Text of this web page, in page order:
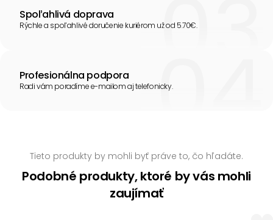
Spoľahlivá doprava
Rýchle a spoľahlivé doručenie kuriérom už od 5.70€.
Profesionálna podpora
Radi vám poradíme e-mailom aj telefonicky.
Tieto produkty by mohli byť práve to, čo hľadáte.
Podobné produkty, ktoré by vás mohli
zaujímať